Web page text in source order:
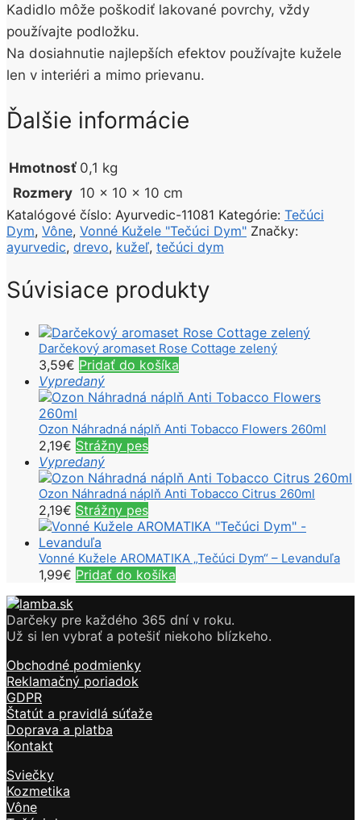
Kadidlo môže poškodiť lakované povrchy, vždy
používajte podložku.
Na dosiahnutie najlepších efektov používajte kužele
len v interiéri a mimo prievanu.
Ďalšie informácie
Hmotnosť 0,1 kg
Rozmery 10 × 10 × 10 cm
Katalógové číslo: Ayurvedic-11081 Kategórie: Tečúci
Dym, Vône, Vonné Kužele "Tečúci Dym" Značky:
ayurvedic, drevo, kužeľ, tečúci dym
Súvisiace produkty
Darčekový aromaset Rose Cottage zelený
3,59€ Pridať do košíka
Vypredaný
Ozon Náhradná náplň Anti Tobacco Flowers 260ml
2,19€ Strážny pes
Vypredaný
Ozon Náhradná náplň Anti Tobacco Citrus 260ml
2,19€ Strážny pes
Vonné Kužele AROMATIKA „Tečúci Dym“ – Levanduľa
1,99€ Pridať do košíka
Darčeky pre každého 365 dní v roku.
Už si len vybrať a potešiť niekoho blízkeho.
Obchodné podmienky
Reklamačný poriadok
GDPR
Štatút a pravidlá súťaže
Doprava a platba
Kontakt
Sviečky
Kozmetika
Vône